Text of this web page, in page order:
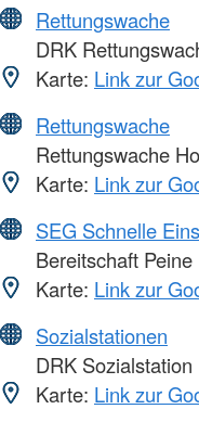
Rettungswache
DRK
Karte: Link zur
Rettungswache
Rettungswache
Karte: Link zur
SEG Schnelle
Bereitschaft Peine
Karte: Link zur
Sozialstationen
DRK Sozialstation
Karte: Link zur